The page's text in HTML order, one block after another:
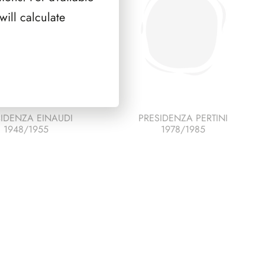
EINAUDI
1948/1955
PRESIDENZA PERTINI
1978/1985
calculate